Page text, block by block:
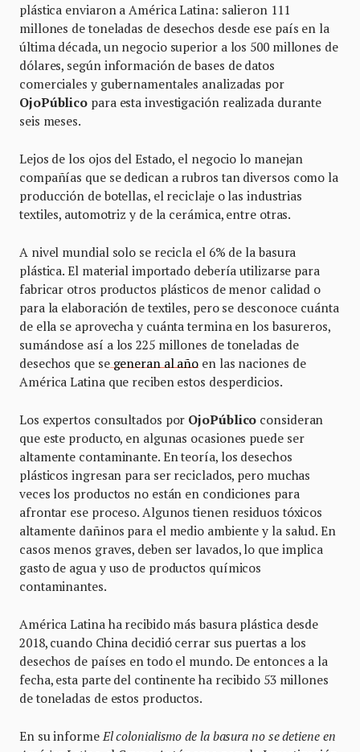
plástica enviaron a América Latina: salieron 111
millones de toneladas de desechos desde ese país en la
última década, un negocio superior a los 500 millones de
dólares, según información de bases de datos
comerciales y gubernamentales analizadas por
OjoPúblico para esta investigación realizada durante
seis meses.
Lejos de los ojos del Estado, el negocio lo manejan
compañías que se dedican a rubros tan diversos como la
producción de botellas, el reciclaje o las industrias
textiles, automotriz y de la cerámica, entre otras.
A nivel mundial solo se recicla el 6% de la basura
plástica. El material importado debería utilizarse para
fabricar otros productos plásticos de menor calidad o
para la elaboración de textiles, pero se desconoce cuánta
de ella se aprovecha y cuánta termina en los basureros,
sumándose así a los 225 millones de toneladas de
desechos que segeneran al año en las naciones de
América Latina que reciben estos desperdicios.
Los expertos consultados por OjoPúblico consideran
que este producto, en algunas ocasiones puede ser
altamente contaminante. En teoría, los desechos
plásticos ingresan para ser reciclados, pero muchas
veces los productos no están en condiciones para
afrontar ese proceso. Algunos tienen residuos tóxicos
altamente dañinos para el medio ambiente y la salud. En
casos menos graves, deben ser lavados, lo que implica
gasto de agua y uso de productos químicos
contaminantes.
América Latina ha recibido más basura plástica desde
2018, cuando China decidió cerrar sus puertas a los
desechos de países en todo el mundo. De entonces a la
fecha, esta parte del continente ha recibido 53 millones
de toneladas de estos productos.
En su informe El colonialismo de la basura no se detiene en